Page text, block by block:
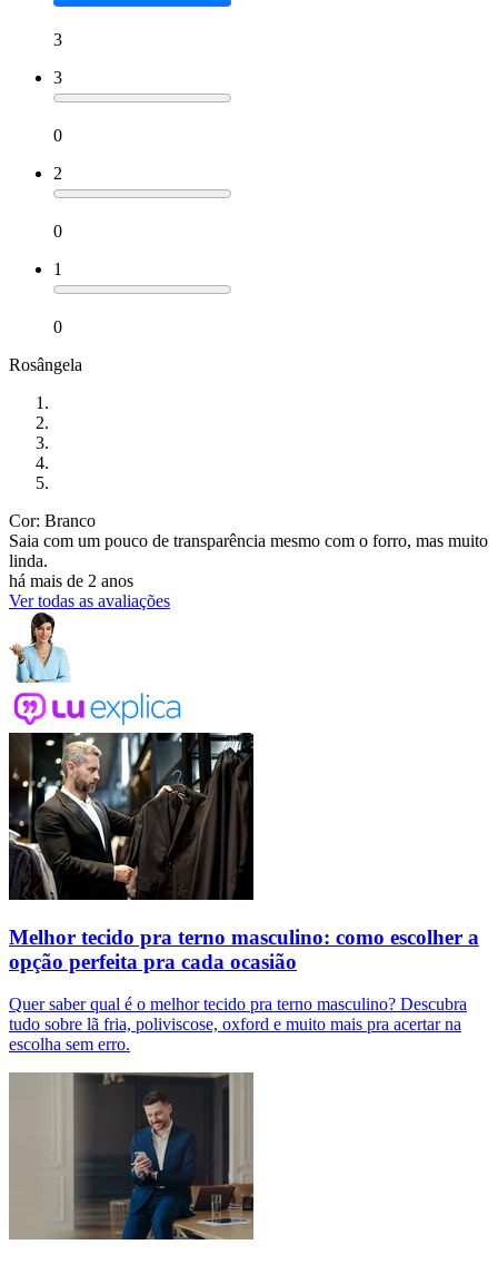
3
3
0
2
0
1
0
Rosângela
Cor: Branco
Saia com um pouco de transparência mesmo com o forro, mas muito
linda.
há mais de 2 anos
Ver todas as avaliações
Melhor tecido pra terno masculino: como escolher a
opção perfeita pra cada ocasião
Quer saber qual é o melhor tecido pra terno masculino? Descubra
tudo sobre lã fria, poliviscose, oxford e muito mais pra acertar na
escolha sem erro.